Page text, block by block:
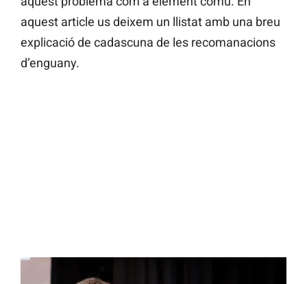
aquest article us deixem un llistat amb una breu
explicació de cadascuna de les recomanacions
d’enguany.